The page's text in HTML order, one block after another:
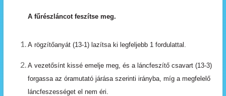
A fűrészláncot feszítse meg.
A rögzítőanyát (13-1) lazítsa ki legfeljebb 1 fordulattal.
A vezetősínt kissé emelje meg, és a láncfeszítő csavart (13-3)
forgassa az óramutató járása szerinti irányba, míg a megfelelő
láncfeszességet el nem éri.